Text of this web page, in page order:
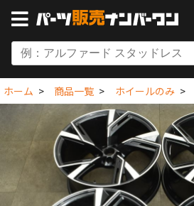
ホーム 商品一覧 ホイールのみ